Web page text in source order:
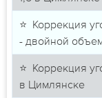
⭐ Коррекция
- двойной
⭐ Коррекция
в Цимлянске